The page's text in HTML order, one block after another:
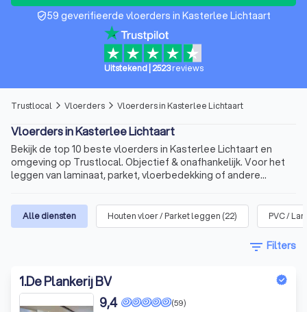
verified_user59 geverifieerde vloerders in Kasterlee Lichtaart
Uitstekend| 2523 reviews
Trustlocal arrow_forward_ios Vloerders arrow_forward_ios Vloerders in Kasterlee Lichtaart
Vloerders in Kasterlee Lichtaart
Bekijk de top 10 beste vloerders in Kasterlee Lichtaart en
omgeving op Trustlocal. Objectief & onafhankelijk. Voor het
leggen van laminaat, parket, vloerbedekking of andere
Alle diensten Houten vloer / Parket leggen (22) PVC /
filter_list Filters
1.De Plankerij BV
(59)
9,4